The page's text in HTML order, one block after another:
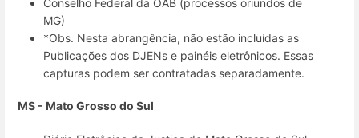
Conselho Federal da OAB (processos oriundos de
MG)
*Obs. Nesta abrangência, não estão incluídas as
Publicações dos DJENs e painéis eletrônicos. Essas
capturas podem ser contratadas separadamente.
MS - Mato Grosso do Sul